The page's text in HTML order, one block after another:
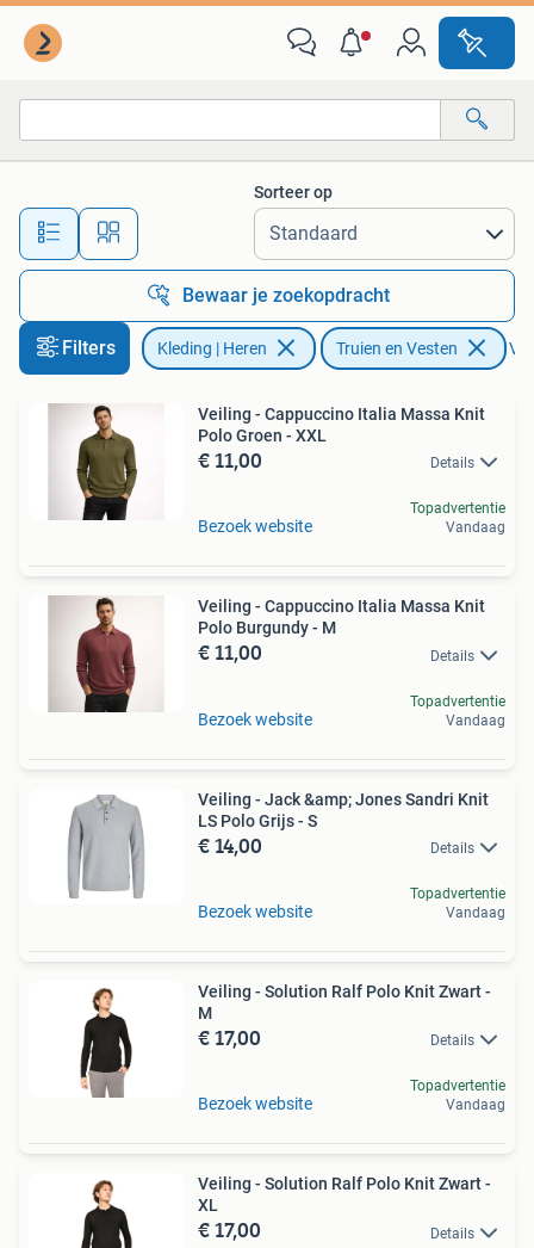
Alle afstanden…
Sorteer op
Bewaar je zoekopdracht
Filters Kleding | Heren Truien en Vesten
Veiling - Cappuccino Italia Massa Knit
Polo Groen - XXL
€ 11,00 Details
Bezoek website
Topadvertentie
Vandaag
Veiling - Cappuccino Italia Massa Knit
Polo Burgundy - M
€ 11,00 Details
Bezoek website
Topadvertentie
Vandaag
Veiling - Jack &amp; Jones Sandri Knit
LS Polo Grijs - S
€ 14,00 Details
Bezoek website
Topadvertentie
Vandaag
Veiling - Solution Ralf Polo Knit Zwart -
M
€ 17,00 Details
Bezoek website
Topadvertentie
Vandaag
Veiling - Solution Ralf Polo Knit Zwart -
XL
€ 17,00 Details